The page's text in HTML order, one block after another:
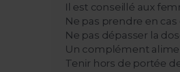
Il est conseillé aux
Ne pas prendre en
Ne pas dépasser la
Un complément
Tenir hors de portée